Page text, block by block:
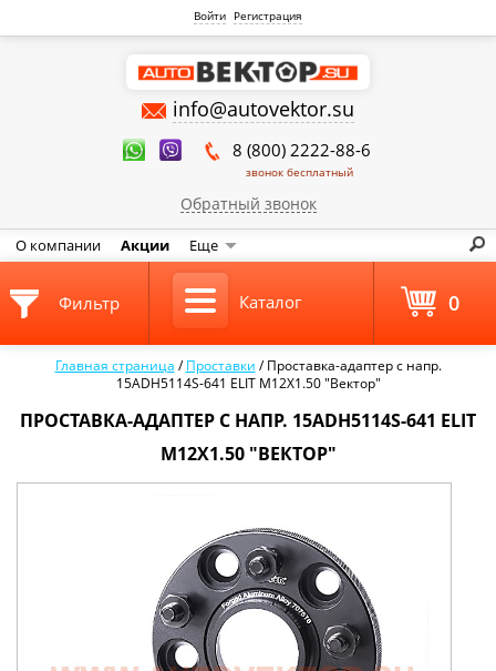
Войти Регистрация
info@autovektor.su
8 (800) 2222-88-6
звонок бесплатный
Обратный звонок
О компании Акции Еще
Главная страница /Проставки /Проставка-адаптер с напр.
15ADH5114S-641 ELIT M12X1.50 "Вектор"
ПРОСТАВКА-АДАПТЕР С НАПР. 15ADH5114S-641 ELIT
M12X1.50 "ВЕКТОР"
Фильтр Каталог 0